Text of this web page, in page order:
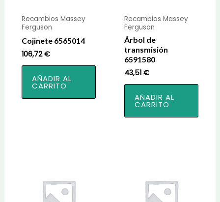
Recambios Massey
Ferguson
Cojinete 6565014
106,72€
AÑADIR AL
CARRITO
Recambios Massey
Ferguson
Árbol de
transmisión
6591580
43,51€
AÑADIR AL
CARRITO